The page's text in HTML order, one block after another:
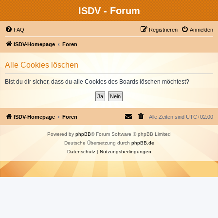
ISDV - Forum
FAQ Anmelden
Registrieren
ISDV-Homepage Foren
Alle Cookies löschen
Bist du dir sicher, dass du alle Cookies des Boards löschen möchtest?
ISDV-Homepage Foren Alle Zeiten sind UTC+02:00
Powered by phpBB® Forum Software © phpBB Limited
Deutsche Übersetzung durch phpBB.de
Datenschutz| Nutzungsbedingungen